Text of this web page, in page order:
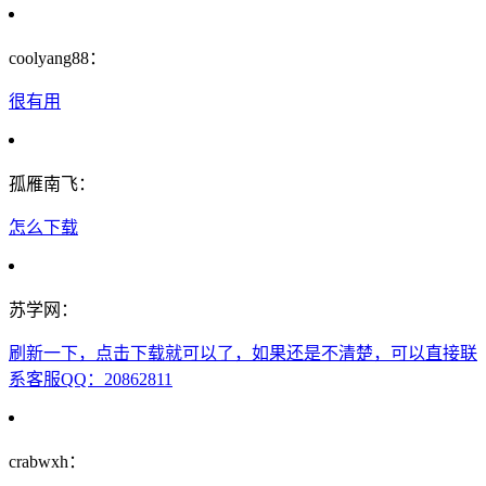
coolyang88：
很有用
孤雁南飞：
怎么下载
苏学网：
刷新一下，点击下载就可以了，如果还是不清楚，可以直接联
系客服QQ：20862811
crabwxh：